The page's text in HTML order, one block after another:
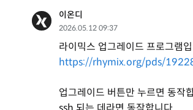
이온디
2026.05.12 09:37
라이믹스 업그레이드 프로그램
https://rhymix.org/pds/
업그레이드 버튼만 누르면 동작